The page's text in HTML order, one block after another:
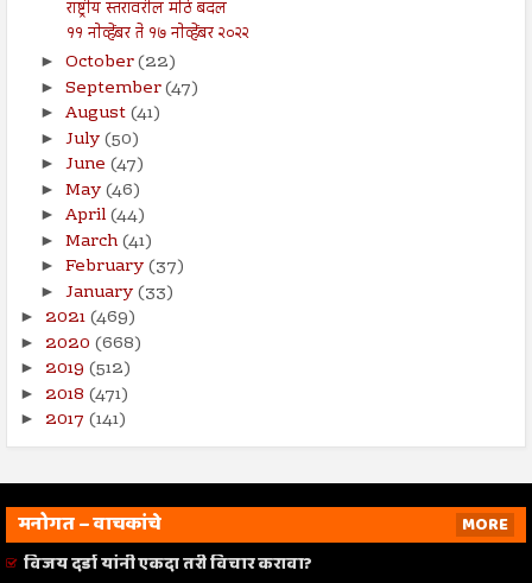
राष्ट्रीय स्तरावरील मोठे बदल
११ नोव्हेंबर ते १७ नोव्हेंबर २०२२
► October(22)
► September(47)
► August(41)
► July(50)
► June (47)
► May(46)
► April(44)
► March(41)
► February(37)
► January(33)
► 2021(469)
► 2020 (668)
► 2019 (512)
► 2018 (471)
► 2017 (141)
मनोगत – वाचकांचे
MORE
विजय दर्डा यांनी एकदा तरी विचार करावा?